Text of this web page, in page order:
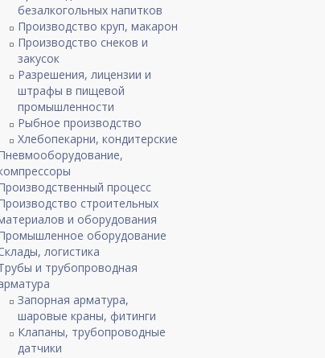
безалкогольных напитков
Производство круп, макарон
Производство снеков и
закусок
Разрешения, лицензии и
штрафы в пищевой
промышленности
Рыбное производство
Хлебопекарни, кондитерские
процесс
строительных
и оборудования
оборудование
логистика
и трубопроводная
Запорная арматура,
шаровые краны, фитинги
Клапаны, трубопроводные
датчики